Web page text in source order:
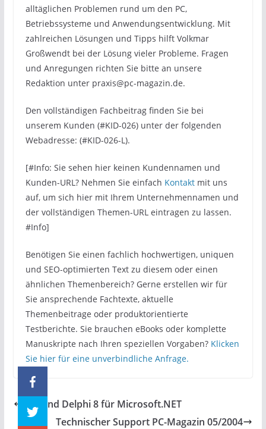
alltäglichen Problemen rund um den PC,
Betriebssysteme und Anwendungsentwicklung. Mit
zahlreichen Lösungen und Tipps hilft Volkmar
Großwendt bei der Lösung vieler Probleme. Fragen
und Anregungen richten Sie bitte an unsere
Redaktion unter praxis@pc-magazin.de.
Den vollständigen Fachbeitrag finden Sie bei
unserem Kunden (#KID-026) unter der folgenden
Webadresse: (#KID-026-L).
[#Info: Sie sehen hier keinen Kundennamen und
Kunden-URL? Nehmen Sie einfach Kontaktmit uns
auf, um sich hier mit Ihrem Unternehmennamen und
der vollständigen Themen-URL eintragen zu lassen.
#Info]
Benötigen Sie einen fachlich hochwertigen, uniquen
und SEO-optimierten Text zu diesem oder einen
ähnlichen Themenbereich? Gerne erstellen wir für
Sie ansprechende Fachtexte, aktuelle
Themenbeitrage oder produktorientierte
Testberichte. Sie brauchen eBooks oder komplette
Manuskripte nach Ihren speziellen Vorgaben? Klicken
Sie hier für eine unverbindliche Anfrage.
Borland Delphi 8 für Microsoft.NET
Technischer Support PC-Magazin 05/2004